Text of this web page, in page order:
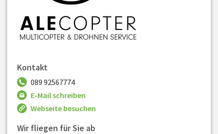
Kontakt
089 92567774
E-Mail schreiben
Webseite besuchen
Wir fliegen für Sie ab